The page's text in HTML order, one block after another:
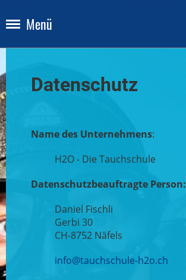
Menü
Datenschutz
Name des Unternehmens:
H2O - Die Tauchschule
Datenschutzbeauftragte Person:
Daniel Fischli
Gerbi 30
CH-8752 Näfels
info@tauchschule-h2o.ch